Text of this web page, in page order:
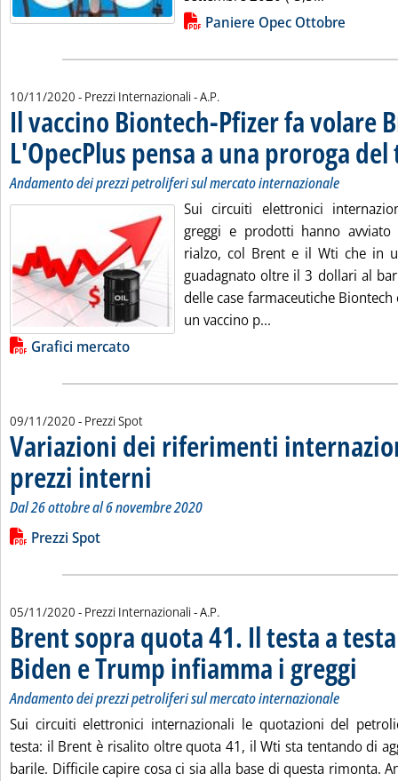
Lista allegati PDF alla notiziaPaniere Opec Ottobre
10/11/2020 - Prezzi Internazionali -di:
A.P.
Il vaccino Biontech-Pfizer fa volare
L'OpecPlus pensa a una proroga
Andamento dei prezzi petroliferi sul mercato internazionale
Sui circuiti elettronici
greggi e prodotti hanno
rialzo, col Brent e il Wti che in
guadagnato oltre il 3 dollari al
delle case farmaceutiche
un vaccino p...
Lista allegati PDF alla notizia
Grafici mercato
09/11/2020 - Prezzi Spot
Variazioni dei riferimenti
prezzi interni
Dal 26 ottobre al 6 novembre 2020
Leggi tutta la notizia: 'Variazioni dei riferimenti
Lista allegati PDF alla notizia
Prezzi Spot
05/11/2020 - Prezzi Internazionali -di:
A.P.
Brent sopra quota 41. Il testa a
Biden e Trump infiamma i greggi
Andamento dei prezzi petroliferi sul mercato internazionale
Sui circuiti elettronici internazionali le quotazioni del
testa: il Brent è risalito oltre quota 41, il Wti sta tentando di
barile. Difficile capire cosa ci sia alla base di questa rimonta.